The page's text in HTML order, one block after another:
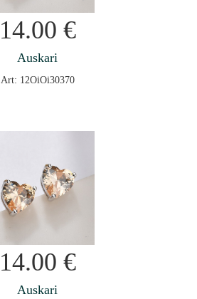
14.00 €
Auskari
Art: 12OiOi30370
14.00 €
Auskari